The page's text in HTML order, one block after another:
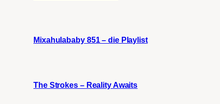
Mixahulababy 851 – die Playlist
The Strokes – Reality Awaits